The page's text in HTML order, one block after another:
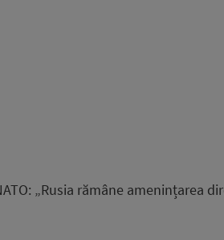
„Rusia rămâne amenințarea